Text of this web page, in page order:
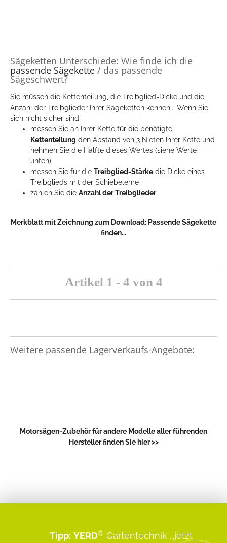
Sägeketten Unterschiede: Wie finde ich die
passende Sägekette / das passende
Sägeschwert?
Sie müssen die Kettenteilung, die Treibglied-Dicke und die
Anzahl der Treibglieder Ihrer Sägeketten kennen... Wenn Sie
sich nicht sicher sind
messen Sie an Ihrer Kette für die benötigte
Kettenteilung den Abstand von 3 Nieten Ihrer Kette und
nehmen Sie die Hälfte dieses Wertes (siehe Werte
unten)
messen Sie für die Treibglied-Stärke die Dicke eines
Treibglieds mit der Schiebelehre
zählen Sie die Anzahl der Treibglieder
Merkblatt mit Zeichnung zum Download: Passende Sägekette
finden...
Artikel 1 - 4 von 4
Weitere passende Lagerverkaufs-Angebote:
Motorsägen-Zubehör für andere Modelle aller führenden
Hersteller finden Sie hier >>
Tipp: YERD® Gartentechnik ...jetzt